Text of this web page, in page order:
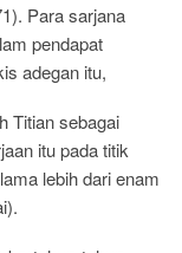
Para sarjana
pendapat
adegan itu,
Titian sebagai
itu pada titik
lebih dari enam